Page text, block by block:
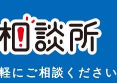
に ご相談ください